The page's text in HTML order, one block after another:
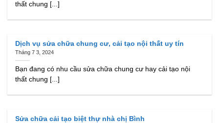
thất chung [...]
Dịch vụ sửa chữa chung cư, cải tạo nội thất uy tín
Tháng 7 3, 2024
Bạn đang có nhu cầu sửa chữa chung cư hay cải tạo nội
thất chung [...]
Sửa chữa cải tạo biệt thự nhà chị Bình